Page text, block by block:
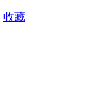
收藏